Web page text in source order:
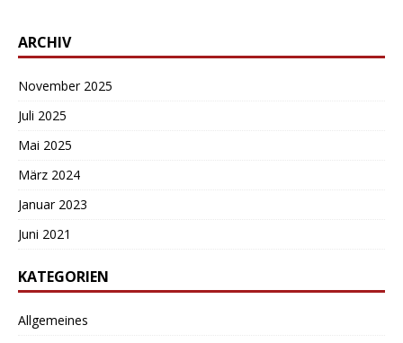
ARCHIV
November 2025
Juli 2025
Mai 2025
März 2024
Januar 2023
Juni 2021
KATEGORIEN
Allgemeines